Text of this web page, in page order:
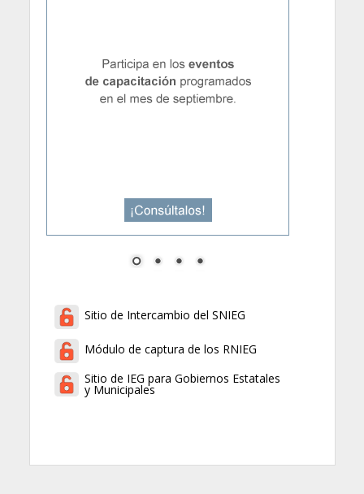
Sitio de Intercambio del SNIEG
Módulo de captura de los RNIEG
Sitio de IEG para Gobiernos Estatales
y Municipales